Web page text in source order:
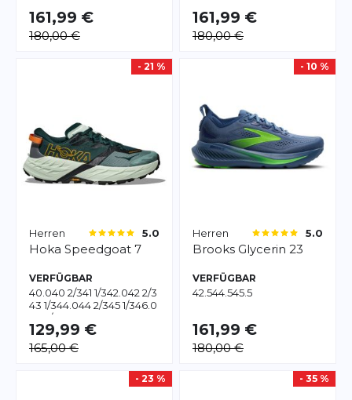
161,99 €
180,00 €
161,99 €
180,00 €
- 21 %
Herren 5.0
Hoka Speedgoat 7
VERFÜGBAR
40.040 2/341 1/342.042 2/3
43 1/344.044 2/345 1/346.0
46 2/3
129,99 €
165,00 €
- 10 %
Herren 5.0
Brooks Glycerin 23
VERFÜGBAR
42.544.545.5
161,99 €
180,00 €
- 23 % - 35 %